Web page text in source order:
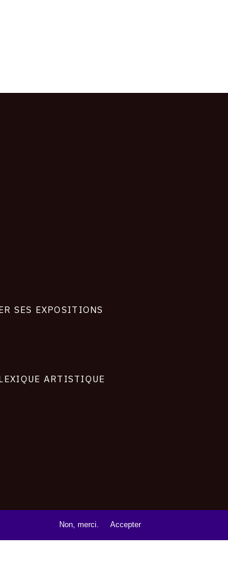
SES EXPOSITIONS
ARTISTIQUE
Non, merci. Accepter